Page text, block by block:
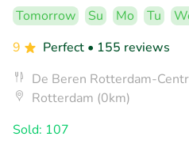
Tomorrow Su Mo Tu
9
Perfect • 155 reviews
De Beren Rotterdam-
Rotterdam (0km)
Sold: 107